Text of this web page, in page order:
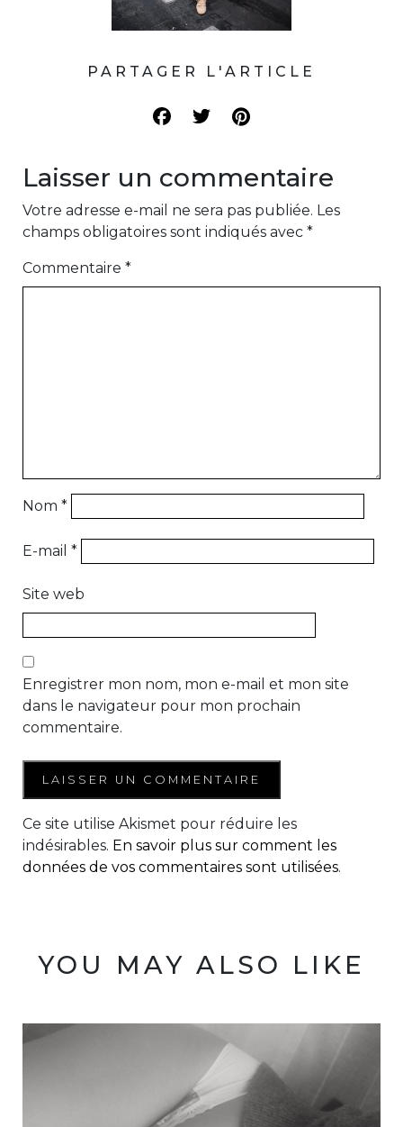
PARTAGER L'ARTICLE
Laisser un commentaire
Votre adresse e-mail ne sera pas publiée. Les
champs obligatoires sont indiqués avec *
Commentaire *
Nom *
E-mail *
Site web
Enregistrer mon nom, mon e-mail et mon site
dans le navigateur pour mon prochain
commentaire.
Ce site utilise Akismet pour réduire les
indésirables. En savoir plus sur comment les
données de vos commentaires sont utilisées.
YOU MAY ALSO LIKE